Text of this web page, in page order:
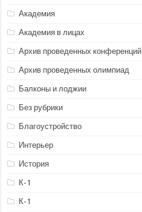
Академия
Академия в лицах
Архив проведенных конференций
Архив проведенных олимпиад
Балконы и лоджии
Без рубрики
Благоустройство
Интерьер
История
К-1
К-1